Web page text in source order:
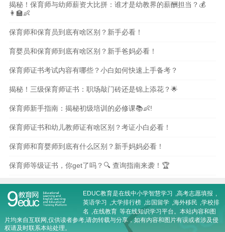
揭秘！保育师与幼师薪资大比拼：谁才是幼教界的薪酬担当？💰
👩‍🏫👶
保育师和保育员到底有啥区别？新手必看！
育婴员和保育师到底有啥区别？新手爸妈必看！
保育师证书考试内容有哪些？小白如何快速上手备考？
揭秘！三级保育师证书：职场敲门砖还是锦上添花？🌟
保育师新手指南：揭秘初级培训的必修课📚👶!
保育师证书和幼儿教师证有啥区别？考证小白必看！
保育师和育婴师到底有什么区别？新手妈妈必看！
保育师等级证书，你get了吗？🔍 查询指南来袭！🏆
EDUC教育是在线中小学智慧学习 ,高考志愿填报 ,
英语学习
,大学排行榜 ,出国留学 ,海外移民 ,学校排
名 ,在线教育 等在线知识学习平台。本站内容和图
片均来自互联网,仅供读者参考,请勿转载与分享，如有内容和图片有误或者涉及侵
权请及时联系本站处理。